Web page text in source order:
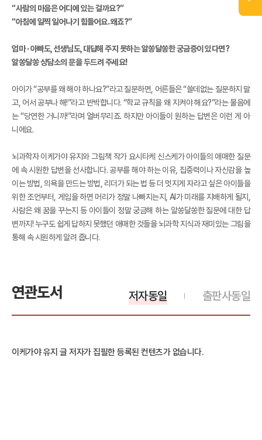
“사람의 마음은 어디에 있는 걸까요?”
“아침에 일찍 일어나기 힘들어요. 왜죠?”
엄마 · 아빠도, 선생님도, 대답해 주지 못하는 알쏭달쏭한 궁금증이 있다면?
알쏭달쏭 상담소의 문을 두드려 주세요!
아이가 “공부를 왜 해야 하나요?”라고 질문하면, 어른들은 “쓸데없는 질문하지 말
고, 어서 공부나 해!”라고 반박합니다. “학교 규칙을 왜 지켜야 해요?”라는 물음에
는 “당연한 거니까!”라며 얼버무리죠. 하지만 아이들이 원하는 답변은 이런 게 아
니에요.
뇌과학자 이케가야 유지와 그림책 작가 요시타케 신스케가 아이들의 애매한 질문
에 속 시원한 답변을 선사합니다. 공부를 해야 하는 이유, 집중력이나 자신감을 높
이는 방법, 의욕을 만드는 방법, 리더가 되는 법 등 더 멋지게 자라고 싶은 아이들을
위한 조언부터, 게임을 하면 머리가 정말 나빠지는지, AI가 미래를 지배하게 될지,
사람은 왜 꿈을 꾸는지 등 아이들이 정말 궁금해 하는 알쏭달쏭한 질문에 대한 답
변까지! 누구도 쉽게 답하지 못했던 애매한 것들을 뇌과학 지식과 재미있는 그림을
통해 속 시원하게 알려 줍니다.
연관도서 출판사동일
저자동일
이케가야 유지 글 저자가 집필한 등록된 컨텐츠가 없습니다.